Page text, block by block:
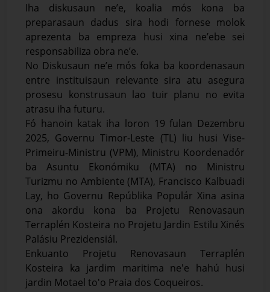
Iha diskusaun ne’e, koalia mós kona ba
preparasaun dadus sira hodi fornese molok
aprezenta ba empreza husi xina ne’ebe sei
responsabiliza obra ne’e.
No Diskusaun ne’e mós foka ba koordenasaun
entre instituisaun relevante sira atu asegura
prosesu konstrusaun lao tuir planu no evita
atrasu iha futuru.
Fó hanoin katak iha loron 19 fulan Dezembru
2025, Governu Timor-Leste (TL) liu husi Vise-
Primeiru-Ministru (VPM), Ministru Koordenadór
ba Asuntu Ekonómiku (MTA) no Ministru
Turizmu no Ambiente (MTA), Francisco Kalbuadi
Lay, ho Governu Repúblika Populár Xina asina
ona akordu kona ba Projetu Renovasaun
Terraplén Kosteira no Projetu Jardin Estilu Xinés
Palásiu Prezidensiál.
Enkuanto Projetu Renovasaun Terraplén
Kosteira ka jardim maritima ne'e hahú husi
jardin Motael to'o Praia dos Coqueiros.